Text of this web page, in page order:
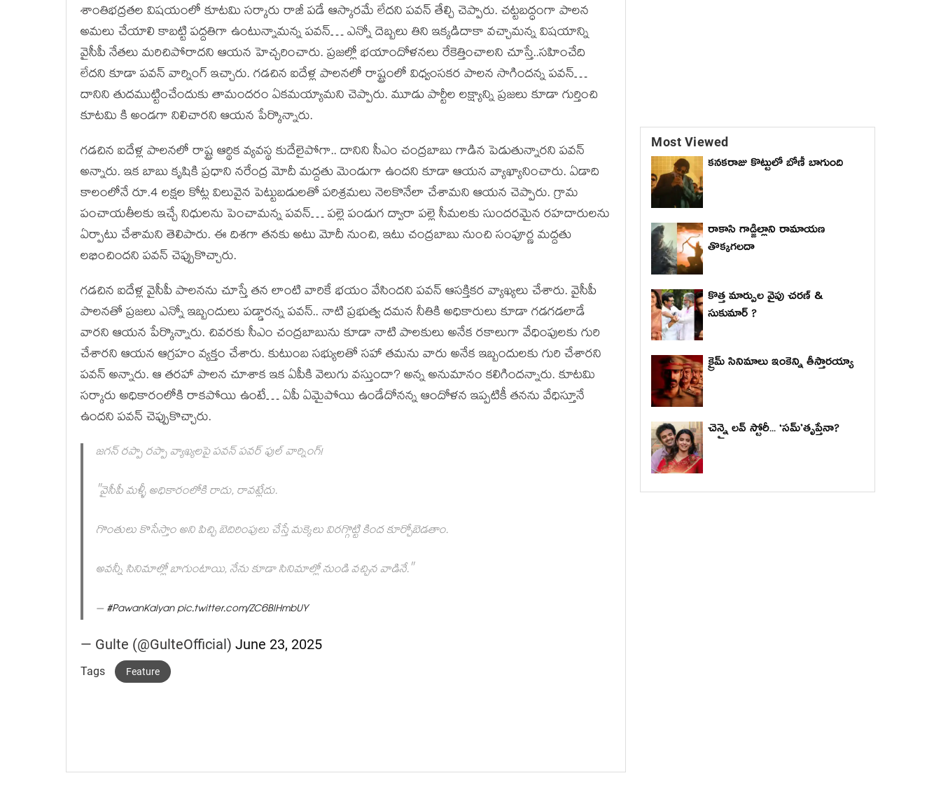
శాంతిభద్రతల విషయంలో కూటమి సర్కారు రాజీ పడే ఆస్కారమే లేదని పవన్ తేల్చి చెప్పారు. చట్టబద్ధంగా పాలన
అమలు చేయాలి కాబట్టి పద్దతిగా ఉంటున్నామన్న పవన్… ఎన్నో దెబ్బలు తిని ఇక్కడిదాకా వచ్చామన్న విషయాన్ని
వైసీపీ నేతలు మరిచిపోరాదని ఆయన హెచ్చరించారు. ప్రజల్లో భయాందోళనలు రేకెత్తించాలని చూస్తే..సహించేది
లేదని కూడా పవన్ వార్నింగ్ ఇచ్చారు. గడచిన ఐదేళ్ల పాలనలో రాష్ట్రంలో విధ్వంసకర పాలన సాగిందన్న పవన్…
దానిని తుదముట్టించేందుకు తామందరం ఏకమయ్యామని చెప్పారు. మూడు పార్టీల లక్ష్యాన్ని ప్రజలు కూడా గుర్తించి
కూటమి కి అండగా నిలిచారని ఆయన పేర్కొన్నారు.
గడచిన ఐదేళ్ల పాలనలో రాష్ట్ర ఆర్థిక వ్యవస్థ కుదేలైపోగా.. దానిని సీఎం చంద్రబాబు గాడిన పెడుతున్నారని పవన్
అన్నారు. ఇక బాబు కృషికి ప్రధాని నరేంద్ర మోదీ మద్దతు మెండుగా ఉందని కూడా ఆయన వ్యాఖ్యానించారు. ఏడాది
కాలంలోనే రూ.4 లక్షల కోట్ల విలువైన పెట్టుబడులతో పరిశ్రమలు నెలకొనేలా చేశామని ఆయన చెప్పారు. గ్రామ
పంచాయతీలకు ఇచ్చే నిధులను పెంచామన్న పవన్… పల్లె పండుగ ద్వారా పల్లె సీమలకు సుందరమైన రహదారులను
ఏర్పాటు చేశామని తెలిపారు. ఈ దిశగా తనకు అటు మోదీ నుంచి, ఇటు చంద్రబాబు నుంచి సంపూర్ణ మద్దతు
లభించిందని పవన్ చెప్పుకొచ్చారు.
గడచిన ఐదేళ్ల వైసీపీ పాలనను చూస్తే తన లాంటి వారికే భయం వేసిందని పవన్ ఆసక్తికర వ్యాఖ్యలు చేశారు. వైసీపీ
పాలనతో ప్రజలు ఎన్నో ఇబ్బందులు పడ్డారన్న పవన్.. నాటి ప్రభుత్వ దమన నీతికి అధికారులు కూడా గడగడలాడే
వారని ఆయన పేర్కొన్నారు. చివరకు సీఎం చంద్రబాబును కూడా నాటి పాలకులు అనేక రకాలుగా వేధింపులకు గురి
చేశారని ఆయన ఆగ్రహం వ్యక్తం చేశారు. కుటుంబ సభ్యులతో సహా తమను వారు అనేక ఇబ్బందులకు గురి చేశారని
పవన్ అన్నారు. ఆ తరహా పాలన చూశాక ఇక ఏపీకి వెలుగు వస్తుందా? అన్న అనుమానం కలిగిందన్నారు. కూటమి
సర్కారు అధికారంలోకి రాకపోయి ఉంటే… ఏపీ ఏమైపోయి ఉండేదోనన్న ఆందోళన ఇప్పటికీ తనను వేధిస్తూనే
ఉందని పవన్ చెప్పుకొచ్చారు.
జగన్ రప్పా రప్పా వ్యాఖ్యలపై పవన్ పవర్ ఫుల్ వార్నింగ్!
"వైసీపీ మళ్ళీ అధికారంలోకి రాదు, రావట్లేదు.
గొంతులు కొసేస్తాం అని పిచ్చి బెదిరింపులు చేస్తే మక్కెలు విరగ్గొట్టి కింద కూర్చోబెడతాం.
అవన్నీ సినిమాల్లో బాగుంటాయి, నేను కూడా సినిమాల్లో నుండి వచ్చిన వాడినే."
–#PawanKalyanpic.twitter.com/ZC6BlHmbUY
— Gulte (@GulteOfficial) June 23, 2025
Tags Feature
Most Viewed
కనకరాజు కొట్టులో బోణీ బాగుంది
రాకాసి గాడ్జిల్లాని రామాయణ
తొక్కగలదా
కొత్త మార్పుల వైపు చరణ్ &
సుకుమార్ ?
క్రైమ్ సినిమాలు ఇంకెన్ని తీస్తారయ్యా
చెన్నై లవ్ స్టోరీ... ‘సమ్’తృప్తేనా?